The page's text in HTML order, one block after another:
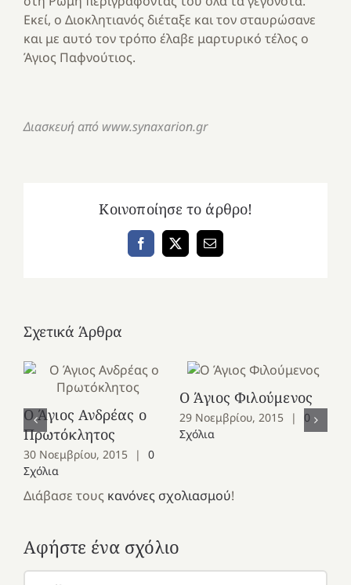
Εκεί, ο Διοκλητιανός διέταξε και τον σταυρώσανε
και με αυτό τον τρόπο έλαβε μαρτυρικό τέλος ο
Άγιος Παφνούτιος.
Διασκευή από www.synaxarion.gr
Κοινοποίησε το άρθρο!
Facebook
X Email
Σχετικά Άρθρα
Ο Άγιος Ανδρέας ο
Πρωτόκλητος
30 Νοεμβρίου, 2015 |
0
Σχόλια
Ο Άγιος Φιλούμενος
29 Νοεμβρίου, 2015 |
0
Σχόλια
Διάβασε τους κανόνες σχολιασμού!
Αφήστε ένα σχόλιο